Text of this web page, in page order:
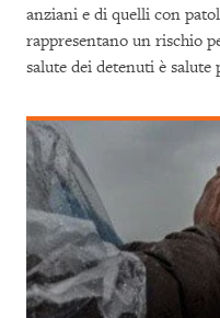
anziani e di quelli con
rappresentano un rischio
salute dei detenuti è salute